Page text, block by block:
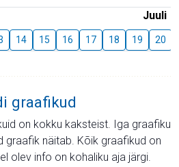
Juuli
14 15 16 17 18 19 20
graafikud
on kokku kaksteist. Iga graafiku
graafik näitab. Kõik graafikud on
olev info on kohaliku aja järgi.